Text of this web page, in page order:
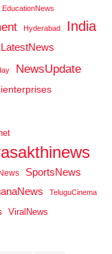
EducationNews
Hyderabad India
LatestNews
NewsUpdate
SportsNews
TeluguCinema
ViralNews